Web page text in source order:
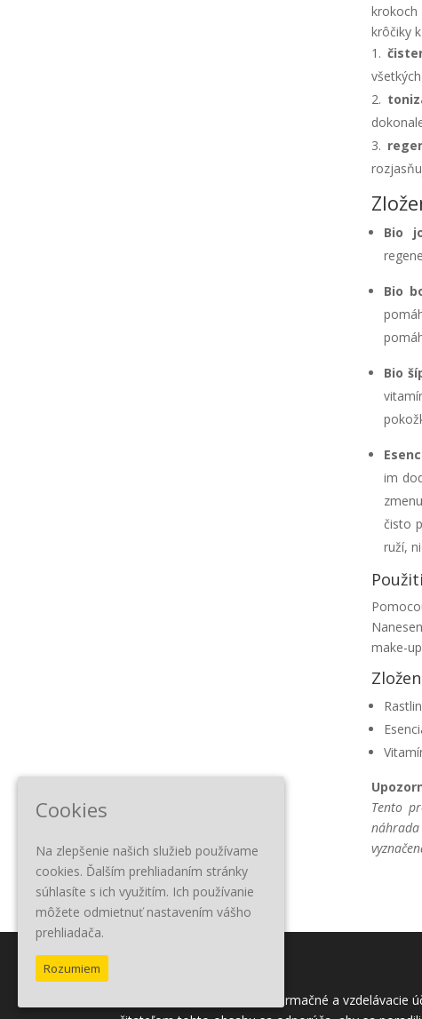
krokoch
krôčiky
Bio
Bio
Bio
im
čisto
ruží,
make-
Tento
Tento obsah slúži iba na informačné a
Cookies
Na zlepšenie našich služieb používame
cookies. Ďalším prehliadaním stránky
súhlasíte s ich využitím. Ich používanie
môžete odmietnuť nastavením vášho
prehliadača.
Rozumiem